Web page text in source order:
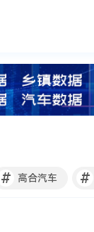
# 高合汽车 #